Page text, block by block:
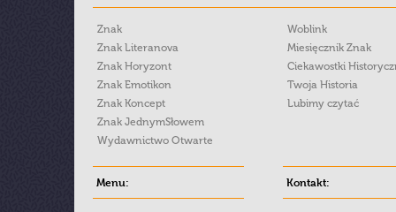
Znak
Znak Literanova
Znak Horyzont
Znak Emotikon
Znak Koncept
Znak JednymSłowem
Wydawnictwo Otwarte
Woblink
Miesięcznik Znak
Ciekawostki
Twoja Historia
Lubimy czytać
Menu: Kontakt: